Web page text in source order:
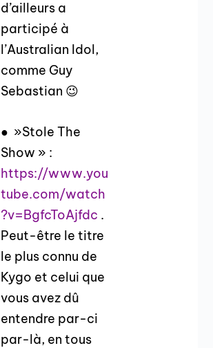
d’ailleurs a
participé à
l’Australian Idol,
comme Guy
Sebastian 😉
● »Stole The
Show » :
https://www.you
tube.com/watch
?v=BgfcToAjfdc .
Peut-être le titre
le plus connu de
Kygo et celui que
vous avez dû
entendre par-ci
par-là, en tous